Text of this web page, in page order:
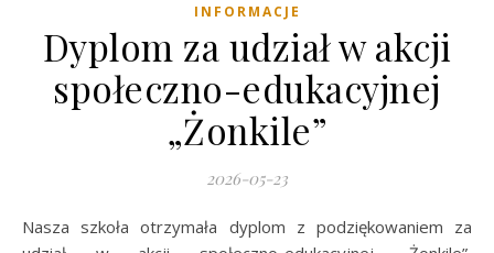
INFORMACJE
Dyplom za udział w akcji
społeczno-edukacyjnej
„Żonkile”
2026-05-23
Nasza szkoła otrzymała dyplom z podziękowaniem za